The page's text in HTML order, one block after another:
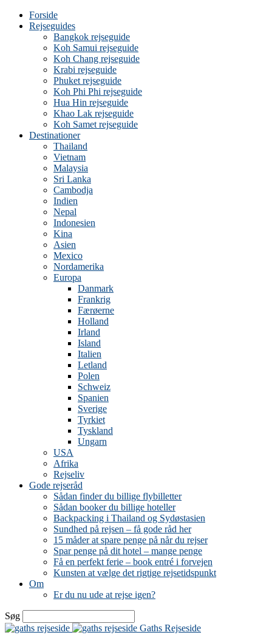
Forside
Rejseguides
Bangkok rejseguide
Koh Samui rejseguide
Koh Chang rejseguide
Krabi rejseguide
Phuket rejseguide
Koh Phi Phi rejseguide
Hua Hin rejseguide
Khao Lak rejseguide
Koh Samet rejseguide
Destinationer
Thailand
Vietnam
Malaysia
Sri Lanka
Cambodja
Indien
Nepal
Indonesien
Kina
Asien
Mexico
Nordamerika
Europa
Danmark
Frankrig
Færøerne
Holland
Irland
Island
Italien
Letland
Polen
Schweiz
Spanien
Sverige
Tyrkiet
Tyskland
Ungarn
USA
Afrika
Rejseliv
Gode rejseråd
Sådan finder du billige flybilletter
Sådan booker du billige hoteller
Backpacking i Thailand og Sydøstasien
Sundhed på rejsen – få gode råd her
15 måder at spare penge på når du rejser
Spar penge på dit hotel – mange penge
Få en perfekt ferie – book entré i forvejen
Kunsten at vælge det rigtige rejsetidspunkt
Om
Er du nu ude at rejse igen?
Søg
Gaths Rejseside